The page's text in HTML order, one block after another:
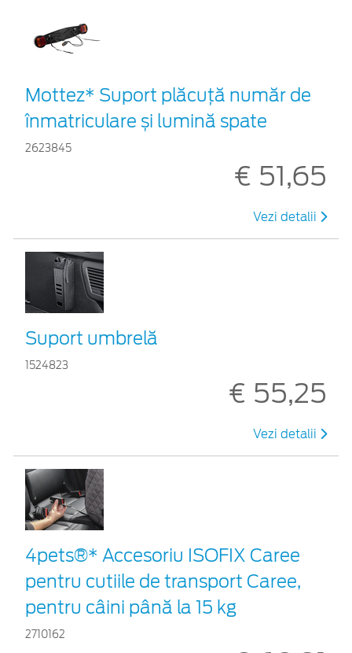
Mottez* Suport plăcuță număr de
înmatriculare și lumină spate
2623845
€ 51,65
Vezi detalii
Suport umbrelă
1524823
€ 55,25
Vezi detalii
4pets®* Accesoriu ISOFIX Caree
pentru cutiile de transport Caree,
pentru câini până la 15 kg
2710162